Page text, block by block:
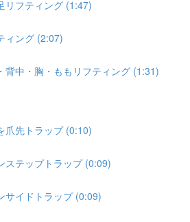
リフティング (1:47)
ィング (2:07)
背中・胸・ももリフティング (1:31)
爪先トラップ (0:10)
ステップトラップ (0:09)
サイドトラップ (0:09)